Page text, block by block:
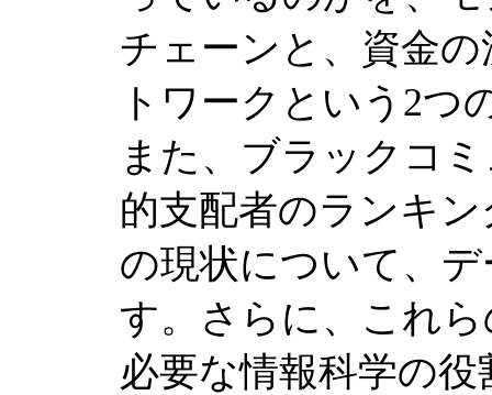
チェーンと、資金
トワークという2つ
また、ブラックコ
的支配者のランキ
の現状について、
す。さらに、これ
必要な情報科学の